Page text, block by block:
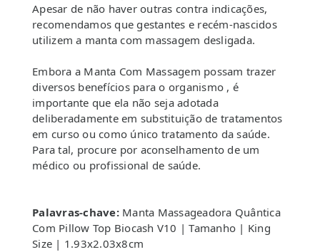
Apesar de não haver outras contra indicações,
recomendamos que gestantes e recém-nascidos
utilizem a manta com massagem desligada.
Embora a Manta Com Massagem possam trazer
diversos benefícios para o organismo , é
importante que ela não seja adotada
deliberadamente em substituição de tratamentos
em curso ou como único tratamento da saúde.
Para tal, procure por aconselhamento de um
médico ou profissional de saúde.
Palavras-chave:Manta Massageadora Quântica
Com Pillow Top Biocash V10 | Tamanho | King
Size | 1.93x2.03x8cm